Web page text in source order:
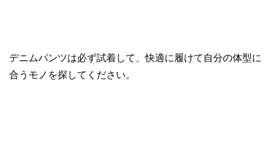
デニムパンツは必ず試着して、快適に履けて自分の体型に
合うモノを探してください。